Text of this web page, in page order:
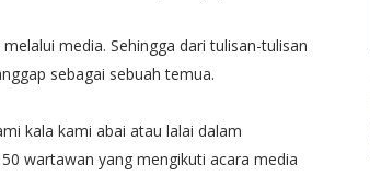
media. Sehingga dari tulisan-tulisan
sebagai sebuah temua.
kala kami abai atau lalai dalam
wartawan yang mengikuti acara media